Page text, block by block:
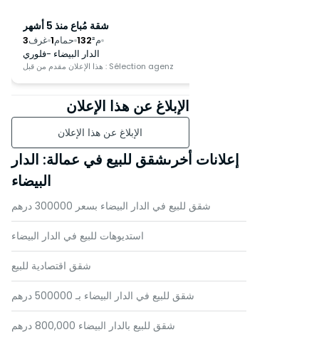
شقة مُباع منذ 5 أشهر
3غرف 1حمام 132 م²
الدار البيضاء -فلوري
هذا الإعلان مقدم من قبل : Sélection agenz
الإبلاغ عن هذا الإعلان
الإبلاغ عن هذا الإعلان
إعلانات أخرىشقق للبيع في عمالة: الدار
البيضاء
شقق للبيع في الدار البيضاء بسعر 300000 درهم
استديوهات للبيع في الدار البيضاء
شقق اقتصادية للبيع
شقق للبيع في الدار البيضاء بـ 500000 درهم
شقق للبيع بالدار البيضاء 800,000 درهم